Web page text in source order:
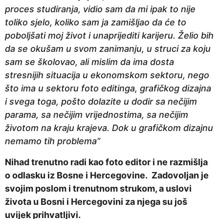
proces studiranja, vidio sam da mi ipak to nije
toliko sjelo, koliko sam ja zamišljao da će to
poboljšati moj život i unaprijediti karijeru. Želio bih
da se okušam u svom zanimanju, u struci za koju
sam se školovao, ali mislim da ima dosta
stresnijih situacija u ekonomskom sektoru, nego
što ima u sektoru foto editinga, grafičkog dizajna
i svega toga, pošto dolazite u dodir sa nečijim
parama, sa nečijim vrijednostima, sa nečijim
životom na kraju krajeva. Dok u grafičkom dizajnu
nemamo tih problema”
Nihad trenutno radi kao foto editor i ne razmišlja
o odlasku iz Bosne i Hercegovine. Zadovoljan je
svojim poslom i trenutnom strukom, a uslovi
života u Bosni i Hercegovini za njega su još
uvijek prihvatljivi.